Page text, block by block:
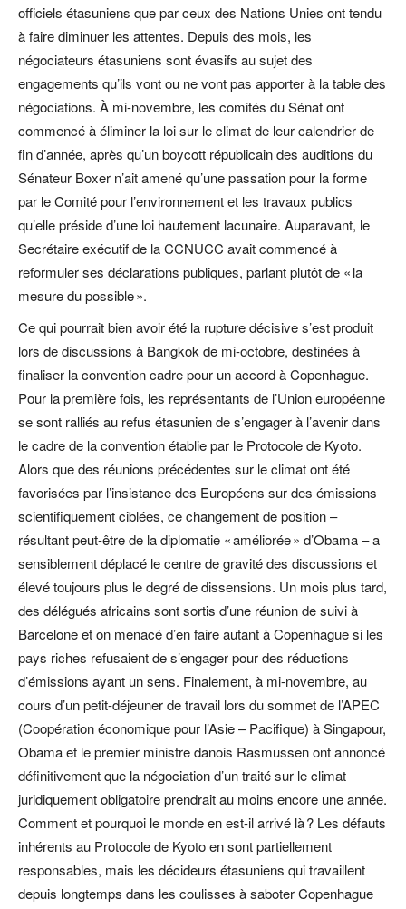
officiels étasuniens que par ceux des Nations Unies ont tendu
à faire diminuer les attentes. Depuis des mois, les
négociateurs étasuniens sont évasifs au sujet des
engagements qu’ils vont ou ne vont pas apporter à la table des
négociations. À mi-novembre, les comités du Sénat ont
commencé à éliminer la loi sur le climat de leur calendrier de
fin d’année, après qu’un boycott républicain des auditions du
Sénateur Boxer n’ait amené qu’une passation pour la forme
par le Comité pour l’environnement et les travaux publics
qu’elle préside d’une loi hautement lacunaire. Auparavant, le
Secrétaire exécutif de la CCNUCC avait commencé à
reformuler ses déclarations publiques, parlant plutôt de « la
mesure du possible ».
Ce qui pourrait bien avoir été la rupture décisive s’est produit
lors de discussions à Bangkok de mi-octobre, destinées à
finaliser la convention cadre pour un accord à Copenhague.
Pour la première fois, les représentants de l’Union européenne
se sont ralliés au refus étasunien de s’engager à l’avenir dans
le cadre de la convention établie par le Protocole de Kyoto.
Alors que des réunions précédentes sur le climat ont été
favorisées par l’insistance des Européens sur des émissions
scientifiquement ciblées, ce changement de position –
résultant peut-être de la diplomatie « améliorée » d’Obama – a
sensiblement déplacé le centre de gravité des discussions et
élevé toujours plus le degré de dissensions. Un mois plus tard,
des délégués africains sont sortis d’une réunion de suivi à
Barcelone et on menacé d’en faire autant à Copenhague si les
pays riches refusaient de s’engager pour des réductions
d’émissions ayant un sens. Finalement, à mi-novembre, au
cours d’un petit-déjeuner de travail lors du sommet de l’APEC
(Coopération économique pour l’Asie – Pacifique) à Singapour,
Obama et le premier ministre danois Rasmussen ont annoncé
définitivement que la négociation d’un traité sur le climat
juridiquement obligatoire prendrait au moins encore une année.
Comment et pourquoi le monde en est-il arrivé là ? Les défauts
inhérents au Protocole de Kyoto en sont partiellement
responsables, mais les décideurs étasuniens qui travaillent
depuis longtemps dans les coulisses à saboter Copenhague